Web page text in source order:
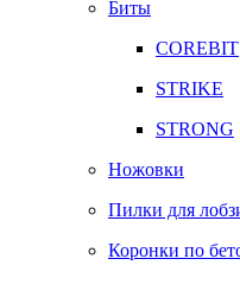
Биты
COREBIT
STRIKE
STRONG
Ножовки
Пилки для
Коронки по